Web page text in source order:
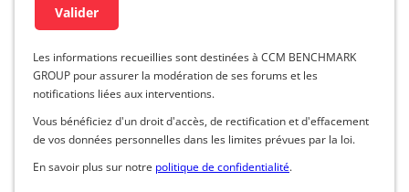
Les informations recueillies sont destinées à CCM BENCHMARK
GROUP pour assurer la modération de ses forums et les
notifications liées aux interventions.
Vous bénéficiez d'un droit d'accès, de rectification et d'effacement
de vos données personnelles dans les limites prévues par la loi.
En savoir plus sur notre politique de confidentialité.